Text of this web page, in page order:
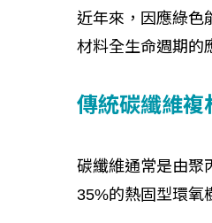
近年來，因應綠色
材料全生命週期的
傳統碳纖維複
碳纖維通常是由聚
35%的熱固型環氧